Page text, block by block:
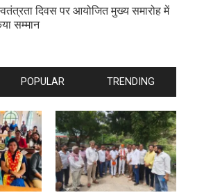
दिवस पर आयोजित मुख्य समारोह में
सम्मान
POPULAR TRENDING